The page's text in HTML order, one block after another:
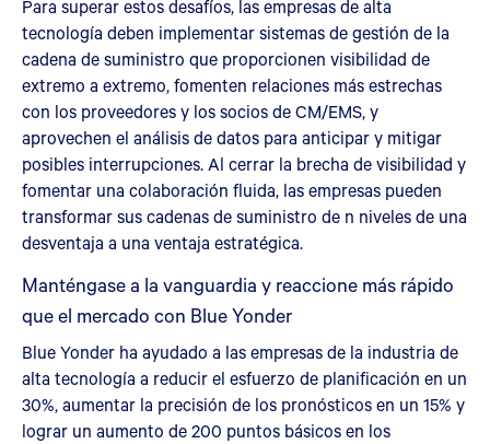
Para superar estos desafíos, las empresas de alta
tecnología deben implementar sistemas de gestión de la
cadena de suministro que proporcionen visibilidad de
extremo a extremo, fomenten relaciones más estrechas
con los proveedores y los socios de CM/EMS, y
aprovechen el análisis de datos para anticipar y mitigar
posibles interrupciones. Al cerrar la brecha de visibilidad y
fomentar una colaboración fluida, las empresas pueden
transformar sus cadenas de suministro de n niveles de una
desventaja a una ventaja estratégica.
Manténgase a la vanguardia y reaccione más rápido
que el mercado con Blue Yonder
Blue Yonder ha ayudado a las empresas de la industria de
alta tecnología a reducir el esfuerzo de planificación en un
30%, aumentar la precisión de los pronósticos en un 15% y
lograr un aumento de 200 puntos básicos en los